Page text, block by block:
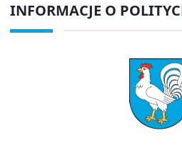
PRZYDATNE LINKI
INFORMACJE O